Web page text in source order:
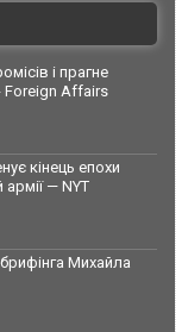
і прагне
Foreign Affairs
кінець епохи
армії — NYT
Михайла